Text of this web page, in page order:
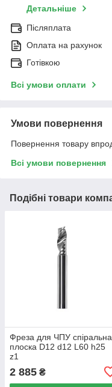
Детальніше
Післяплата
Оплата на рахунок
Готівкою
Всі умови оплати
Умови повернення
Повернення товару
Всі умови повернення
Подібні товари
Фреза для ЧПУ спіральна
плоска D12 d12 L60 h25
z1
2 885 ₴